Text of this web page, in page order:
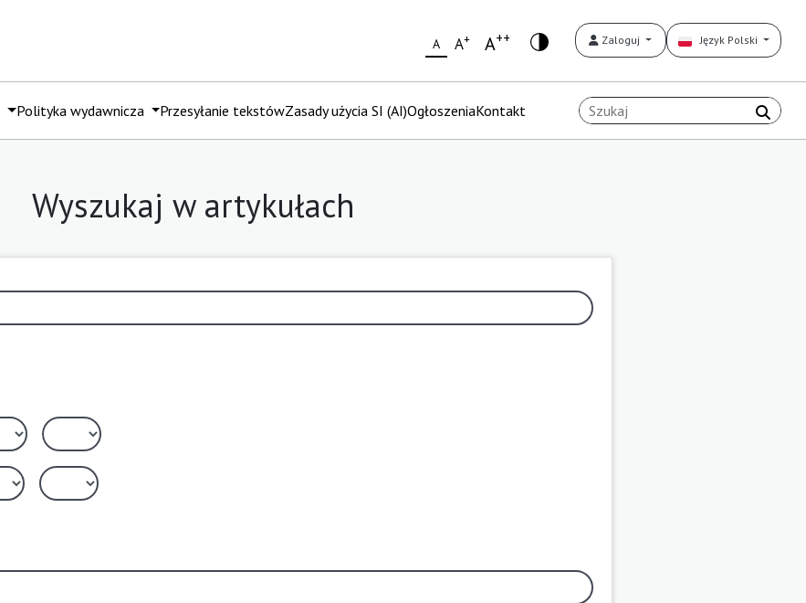
A A+ A++ Zaloguj Język Polski
Polityka wydawnicza Przesyłanie tekstówZasady użycia SI (AI)OgłoszeniaKontakt
Wyszukaj w artykułach